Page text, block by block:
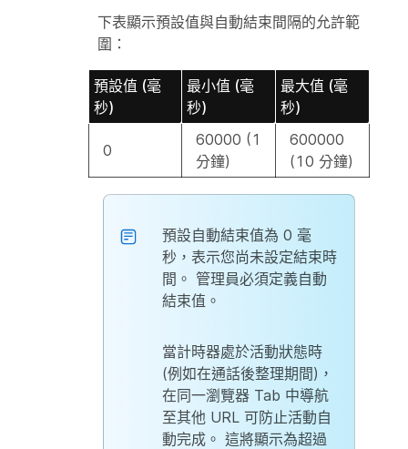
下表顯示預設值與自動結束間隔的允許範
圍：
預設值 (毫
秒)
最小值 (毫
秒)
最大值 (毫
秒)
0
60000 (1
分鐘)
600000
(10 分鐘)
預設自動結束值為 0 毫
秒，表示您尚未設定結束時
間。 管理員必須定義自動
結束值。
當計時器處於活動狀態時
(例如在通話後整理期間)，
在同一瀏覽器 Tab 中導航
至其他 URL 可防止活動自
動完成。 這將顯示為超過